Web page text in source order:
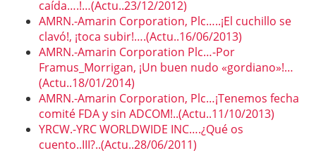
caída….!…(Actu..23/12/2012)
AMRN.-Amarin Corporation, Plc…..¡El cuchillo se
clavó!, ¡toca subir!….(Actu..16/06/2013)
AMRN.-Amarin Corporation Plc…-Por
Framus_Morrigan, ¡Un buen nudo «gordiano»!…
(Actu..18/01/2014)
AMRN.-Amarin Corporation, Plc…¡Tenemos fecha
comité FDA y sin ADCOM!..(Actu..11/10/2013)
YRCW.-YRC WORLDWIDE INC….¿Qué os
cuento..III?..(Actu..28/06/2011)